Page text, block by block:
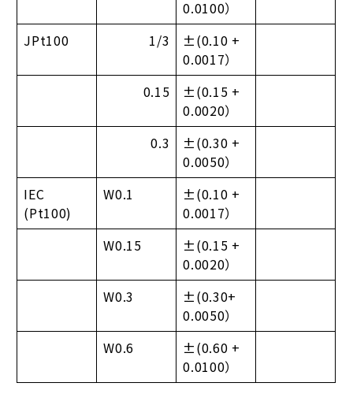
0.0100）
JPt100
1/3
±(0.10 +
0.0017）
0.15
±(0.15 +
0.0020）
0.3
±(0.30 +
0.0050）
IEC
(Pt100)
W0.1
±(0.10 +
0.0017）
W0.15
±(0.15 +
0.0020）
W0.3
±(0.30+
0.0050）
W0.6
±(0.60 +
0.0100）